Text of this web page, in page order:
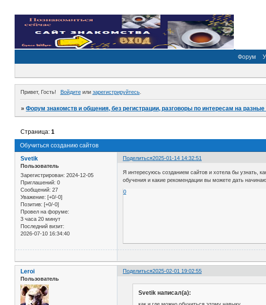
Форум
Привет, Гость! Войдитеили зарегистрируйтесь.
»Форум знакомств и общения, без регистрации, разговоры по интересам на
Обучиться созданию сайтов
Страница:1
Поделиться2025-01-14 14:32:51
Svetik
Пользователь
Зарегистрирован: 2024-12-05
Приглашений: 0
Сообщений: 27
Уважение: [+0/-0]
Позитив: [+0/-0]
Провел на форуме:
3 часа 20 минут
Последний визит:
2026-07-10 16:34:40
Я интересуюсь созданием сайтов и хотела бы узнать,
обучения и какие рекомендации вы можете дать
0
Поделиться2025-02-01 19:02:55
Leroi
Пользователь
Svetik написал(а):